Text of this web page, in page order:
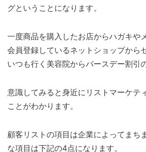
グということになります。
一度商品を購入したお店からハガキや
会員登録しているネットショップから
いつも行く美容院からバースデー割引
意識してみると身近にリストマーケテ
ことがわかります。
顧客リストの項目は企業によってまち
な項目は下記の4点になります。